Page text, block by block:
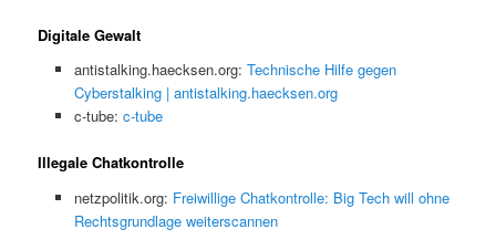
Digitale Gewalt
antistalking.haecksen.org: Technische Hilfe gegen
Cyberstalking | antistalking.haecksen.org
c-tube: c-tube
Illegale Chatkontrolle
netzpolitik.org: Freiwillige Chatkontrolle: Big Tech will ohne
Rechtsgrundlage weiterscannen